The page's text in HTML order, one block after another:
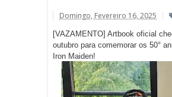
Domingo, Fevereiro 16, 2025
[VAZAMENTO] Artbook oficial
outubro para comemorar os 50°
Iron Maiden!